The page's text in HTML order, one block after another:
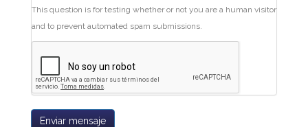
This question is for testing whether or not you are a human visitor
and to prevent automated spam submissions.
Enviar mensaje